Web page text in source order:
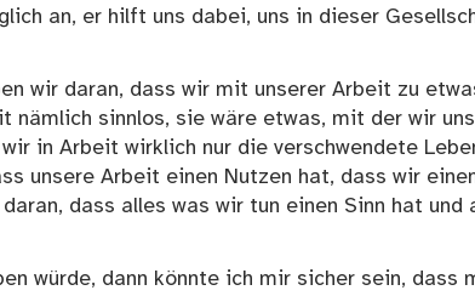
an, er hilft uns dabei, uns in dieser
wir daran, dass wir mit unserer Arbeit zu
nämlich sinnlos, sie wäre etwas, mit der wir
in Arbeit wirklich nur die verschwendete
unsere Arbeit einen Nutzen hat, dass wir
dass alles was wir tun einen Sinn hat und
würde, dann könnte ich mir sicher sein, dass